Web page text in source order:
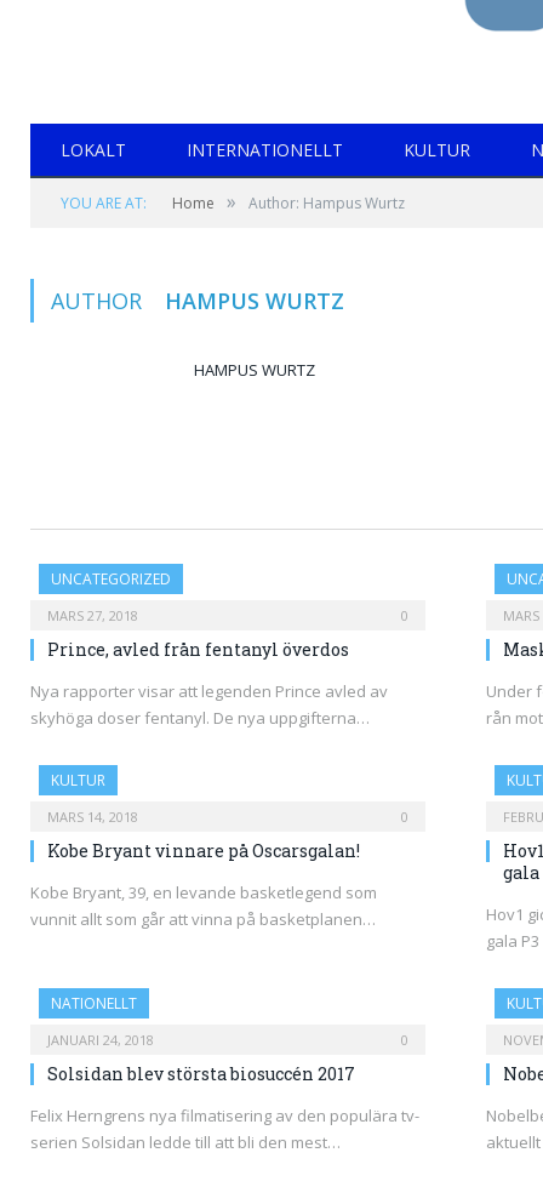
LOKALT INTERNATIONELLT KULTUR
YOU ARE AT: Home » Author: Hampus Wurtz
AUTHOR HAMPUS WURTZ
HAMPUS WURTZ
UNCATEGORIZED
MARS 27, 2018 0
Prince, avled från fentanyl överdos
Nya rapporter visar att legenden Prince avled av
skyhöga doser fentanyl. De nya uppgifterna…
Under
rån
KULTUR
MARS 14, 2018 0
Kobe Bryant vinnare på Oscarsgalan!
Kobe Bryant, 39, en levande basketlegend som
vunnit allt som går att vinna på basketplanen…
gala
Hov1
gala
NATIONELLT
JANUARI 24, 2018 0
Solsidan blev största biosuccén 2017
Felix Herngrens nya filmatisering av den populära tv-
serien Solsidan ledde till att bli den mest…